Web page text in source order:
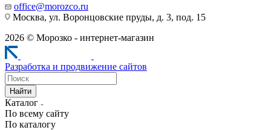
office@morozco.ru
Москва, ул. Воронцовские пруды, д. 3, под. 15
2026 © Морозко - интернет-магазин
Разработка и продвижение сайтов
Найти
Каталог
По всему сайту
По каталогу